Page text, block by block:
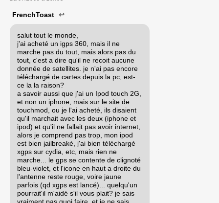
FrenchToast ↩
salut tout le monde,
j'ai acheté un igps 360, mais il ne
marche pas du tout, mais alors pas du
tout, c'est a dire qu'il ne recoit aucune
donnée de satellites. je n'ai pas encore
téléchargé de cartes depuis la pc, est-
ce la la raison?
a savoir aussi que j'ai un Ipod touch 2G,
et non un iphone, mais sur le site de
touchmod, ou je l'ai acheté, ils disaient
qu'il marchait avec les deux (iphone et
ipod) et qu'il ne fallait pas avoir internet,
alors je comprend pas trop, mon ipod
est bien jailbreaké, j'ai bien téléchargé
xgps sur cydia, etc, mais rien ne
marche... le gps se contente de clignoté
bleu-violet, et l'icone en haut a droite du
l'antenne reste rouge, voire jaune
parfois (qd xgps est lancé)... quelqu'un
pourrait'il m'aidé s'il vous plait? je sais
vraiment pas quoi faire, et je ne sais